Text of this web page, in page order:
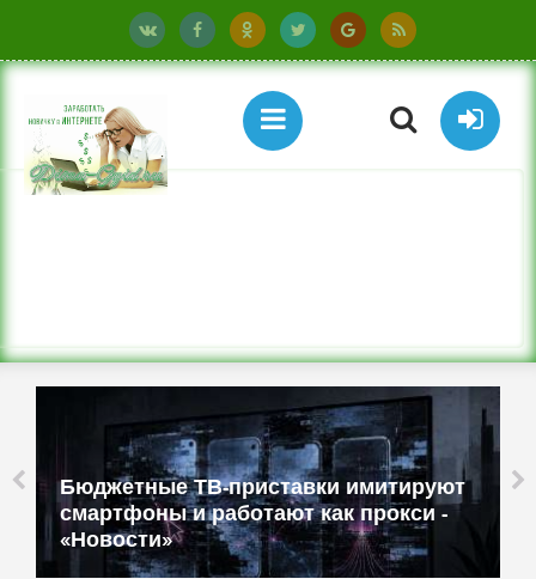
Бюджетные ТВ-приставки имитируют
смартфоны и работают как прокси -
«Новости»